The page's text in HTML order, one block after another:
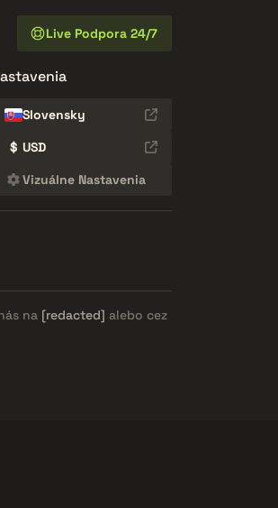
Live Podpora 24/7
Slovensky
$ USD
Vizuálne Nastavenia
na [redacted] alebo cez